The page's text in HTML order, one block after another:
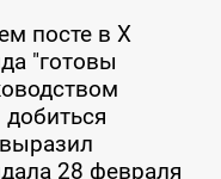
посте в X
"готовы
28 февраля